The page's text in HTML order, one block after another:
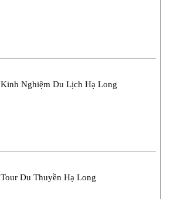
Kinh Nghiệm Du Lịch Hạ Long
Tour Du Thuyền Hạ Long